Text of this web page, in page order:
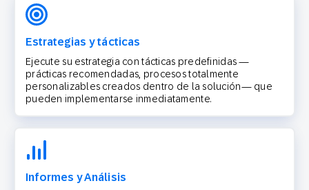
Estrategias y tácticas
Ejecute su estrategia con tácticas predefinidas —
prácticas recomendadas, procesos totalmente
personalizables creados dentro de la solución— que
pueden implementarse inmediatamente.
Informes y Análisis